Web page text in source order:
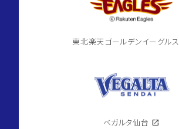
東北楽天ゴールデンイーグルス
ベガルタ仙台 open_in_new